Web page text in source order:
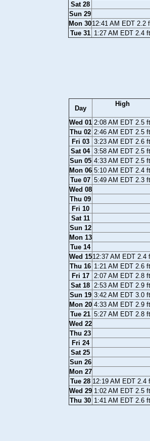
Sat 28
Sun 29
Mon 3012:41 AM EDT 2.2
Tue 31 1:27 AM EDT 2.4 ft
Day
High
Wed 01 2:08 AM EDT 2.5 ft
Thu 02 2:46 AM EDT 2.5 ft
Fri 03
3:23 AM EDT 2.6 ft
Sat 04 3:58 AM EDT 2.5 ft
Sun 05 4:33 AM EDT 2.5 ft
Mon 06 5:10 AM EDT 2.4 ft
Tue 07 5:49 AM EDT 2.3 ft
Wed 08
Thu 09
Fri 10
Sat 11
Sun 12
Mon 13
Tue 14
Wed 1512:37 AM EDT 2.4
Thu 16 1:21 AM EDT 2.6 ft
Fri 17
2:07 AM EDT 2.8 ft
Sat 18 2:53 AM EDT 2.9 ft
Sun 19 3:42 AM EDT 3.0 ft
Mon 20 4:33 AM EDT 2.9 ft
Tue 21 5:27 AM EDT 2.8 ft
Wed 22
Thu 23
Fri 24
Sat 25
Sun 26
Mon 27
Tue 28 12:19 AM EDT 2.4
Wed 29 1:02 AM EDT 2.5 ft
Thu 30 1:41 AM EDT 2.6 ft